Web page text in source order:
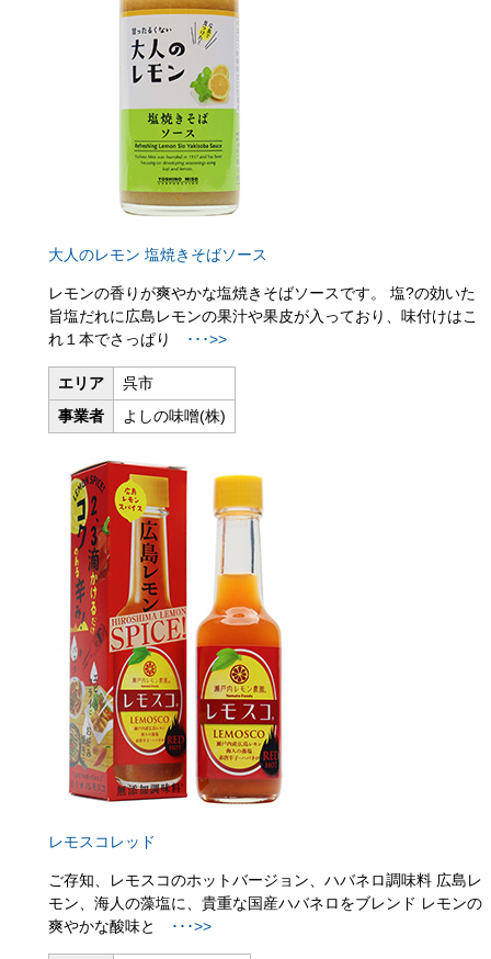
大人のレモン 塩焼きそばソース
レモンの香りが爽やかな塩焼きそばソースです。 塩?の効いた
旨塩だれに広島レモンの果汁や果皮が入っており、味付けはこ
れ１本でさっぱり
･･･>>
エリア
呉市
事業者
よしの味噌(株)
レモスコレッド
ご存知、レモスコのホットバージョン、ハバネロ調味料 広島レ
モン、海人の藻塩に、貴重な国産ハバネロをブレンド レモンの
爽やかな酸味と
･･･>>